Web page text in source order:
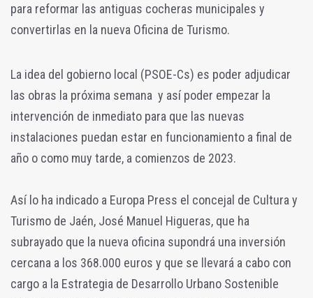
para reformar las antiguas cocheras municipales y
convertirlas en la nueva Oficina de Turismo.
La idea del gobierno local (PSOE-Cs) es poder adjudicar
las obras la próxima semana y así poder empezar la
intervención de inmediato para que las nuevas
instalaciones puedan estar en funcionamiento a final de
año o como muy tarde, a comienzos de 2023.
Así lo ha indicado a Europa Press el concejal de Cultura y
Turismo de Jaén, José Manuel Higueras, que ha
subrayado que la nueva oficina supondrá una inversión
cercana a los 368.000 euros y que se llevará a cabo con
cargo a la Estrategia de Desarrollo Urbano Sostenible